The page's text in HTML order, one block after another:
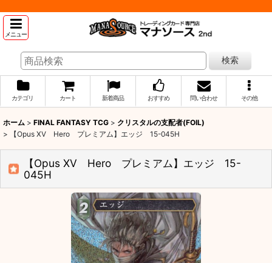
メニュー
検索
カテゴリ カート 新着商品 おすすめ 問い合わせ その他
ホーム > FINAL FANTASY TCG > クリスタルの支配者(FOIL)
>
【Opus XV Hero プレミアム】エッジ 15-045H
【Opus XV Hero プレミアム】エッジ 15-
045H